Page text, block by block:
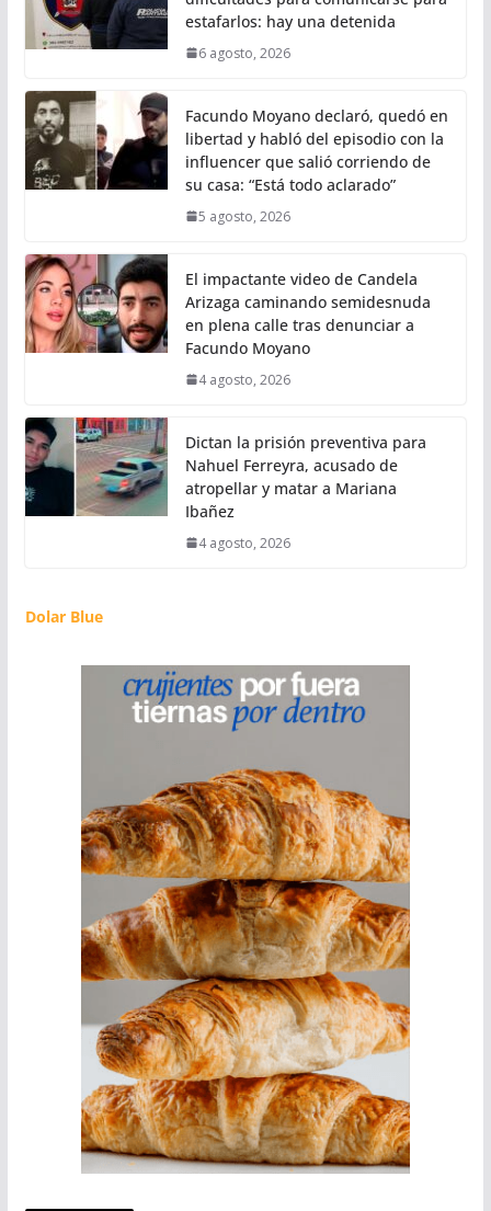
estafarlos: hay una detenida
6 agosto, 2026
Facundo Moyano declaró, quedó en
libertad y habló del episodio con la
influencer que salió corriendo de
su casa: “Está todo aclarado”
5 agosto, 2026
El impactante video de Candela
Arizaga caminando semidesnuda
en plena calle tras denunciar a
Facundo Moyano
4 agosto, 2026
Dictan la prisión preventiva para
Nahuel Ferreyra, acusado de
atropellar y matar a Mariana
Ibañez
4 agosto, 2026
Dolar Blue